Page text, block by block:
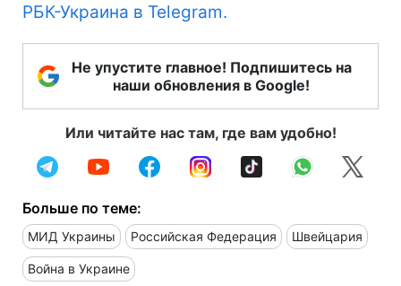
РБК-Украина в Telegram.
Не упустите главное! Подпишитесь на
наши обновления в Google!
Или читайте нас там, где вам удобно!
Больше по теме:
МИД Украины Российская Федерация Швейцария
Война в Украине